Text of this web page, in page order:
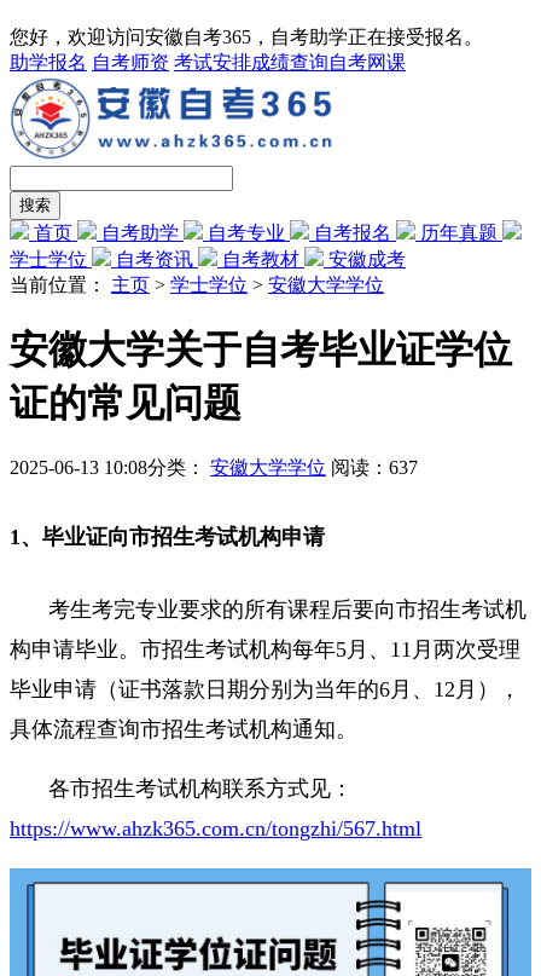
您好，欢迎访问安徽自考365，自考助学正在接受报名。
助学报名 自考师资 考试安排成绩查询自考网课
首页 自考助学 自考专业 自考报名
历年真题
学士学位
自考资讯 自考教材
安徽成考
当前位置： 主页 > 学士学位 > 安徽大学学位
安徽大学关于自考毕业证学位
证的常见问题
2025-06-13 10:08分类： 安徽大学学位 阅读： 637
1、毕业证向市招生考试机构申请
考生考完专业要求的所有课程后要向市招生考试机
构申请毕业。市招生考试机构每年5月、11月两次受理
毕业申请（证书落款日期分别为当年的6月、12月），
具体流程查询市招生考试机构通知。
各市招生考试机构联系方式见：
https://www.ahzk365.com.cn/tongzhi/567.html